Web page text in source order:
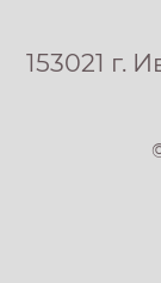
153021 г.